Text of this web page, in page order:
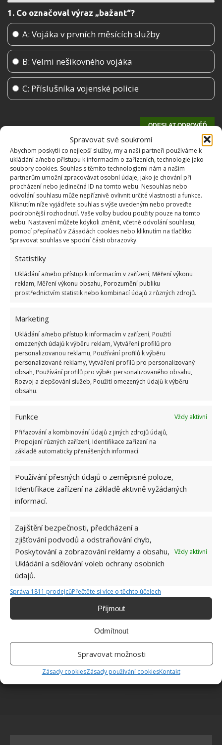
Spravovat své soukromí
Abychom poskytli co nejlepší služby, my a naši partneři používáme k
ukládání a/nebo přístupu k informacím o zařízeních, technologie jako
soubory cookies. Souhlas s těmito technologiemi nám a našim
partnerům umožní zpracovávat osobní údaje, jako je chování při
procházení nebo jedinečná ID na tomto webu. Nesouhlas nebo
odvolání souhlasu může nepříznivě ovlivnit určité vlastnosti a funkce.
Kliknutím níže vyjádřete souhlas s výše uvedeným nebo proveďte
podrobnější rozhodnutí. Vaše volby budou použity pouze na tomto
webu. Nastavení můžete kdykoli změnit, včetně odvolání souhlasu,
pomocí přepínačů v Zásadách cookies nebo kliknutím na tlačítko
Spravovat souhlas ve spodní části obrazovky.
Statistiky
Ukládání a/nebo přístup k informacím v zařízení, Měření výkonu
reklam, Měření výkonu obsahu, Porozumění publiku
prostřednictvím statistik nebo kombinací údajů z různých zdrojů.
Marketing
Ukládání a/nebo přístup k informacím v zařízení, Použití
omezených údajů k výběru reklam, Vytváření profilů pro
personalizovanou reklamu, Používání profilů k výběru
personalizované reklamy, Vytváření profilů pro personalizovaný
obsah, Používání profilů pro výběr personalizovaného obsahu,
Rozvoj a zlepšování služeb, Použití omezených údajů k výběru
obsahu.
Funkce
Vždy aktivní
Přiřazování a kombinování údajů z jiných zdrojů údajů,
Propojení různých zařízení, Identifikace zařízení na
základě automaticky přenášených informací.
Používání přesných údajů o zeměpisné poloze,
Identifikace zařízení na základě aktivně vyžádaných
informací.
Zajištění bezpečnosti, předcházení a
zjišťování podvodů a odstraňování chyb,
Poskytování a zobrazování reklamy a obsahu,
Ukládání a sdělování voleb ochrany osobních
údajů.
Vždy aktivní
Správa 1811 prodejcůPřečtěte si více o těchto účelech
Příjmout
Odmítnout
Spravovat možnosti
Zásady cookiesZásady používání cookiesKontakt
1. Co označoval výraz „bažant“?
A: Vojáka v prvních měsících služby
B: Velmi nešikovného vojáka
C: Příslušníka vojenské policie
OBLÍBENÉ ČLÁNKY
Pokuta až 10 000 Kč hrozí za nesprávné sekání i
Kvíz na téma pionýrské tábory za socialismu:
Test znalostí o každodenní realitě za
komunismu: 10 retro otázek ukáže, kdo má
dobrý přehled
23.6.2026
socialismu: Tehdejší řidiči musí získat 10 z 10
6.5.2026
Profesionální zahradnice vytvořila přehled
nejnebezpečnějších škůdců rostlin a postupy,
jak se jich rychle zbavit
6.8.2026
Bohatá úroda rajčat nemusí být jen zbožným
letošní sezony
Přírodní hnojiva pro pěstování rajčat, která
zajistí bohatou úrodu šťavnatých a chutných
plodů. Připravte se na letošní sezonu včas